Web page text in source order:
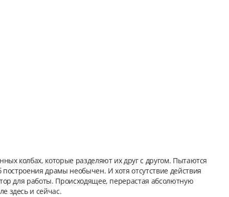
колбах, которые разделяют их друг с другом. Пытаются
драмы необычен. И хотя отсутствие действия
для работы. Происходящее, перерастая абсолютную
здесь и сейчас.